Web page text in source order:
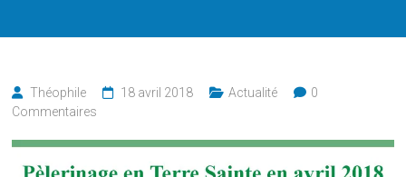
Théophile 18 avril 2018 Actualité
0
Commentaires